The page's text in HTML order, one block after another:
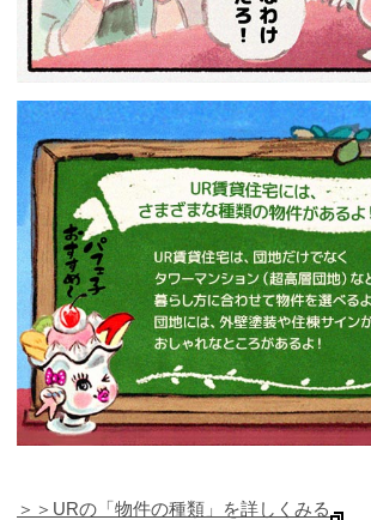
＞＞URの「物件の種類」を詳しくみる